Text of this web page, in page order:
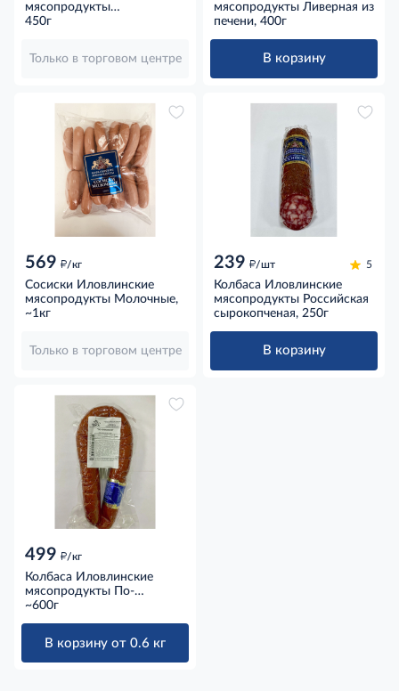
мясопродукты
Любительская вареная,
450г
Только в торговом центре
мясопродукты Ливерная из
печени, 400г
В корзину
569 д/кг
Сосиски Иловлинские
мясопродукты Молочные,
~1кг
Только в торговом центре
239 д/шт 5
Колбаса Иловлинские
мясопродукты Российская
сырокопченая, 250г
В корзину
499 д/кг
Колбаса Иловлинские
мясопродукты По-
краковски полукопченая,
~600г
В корзину от 0.6 кг